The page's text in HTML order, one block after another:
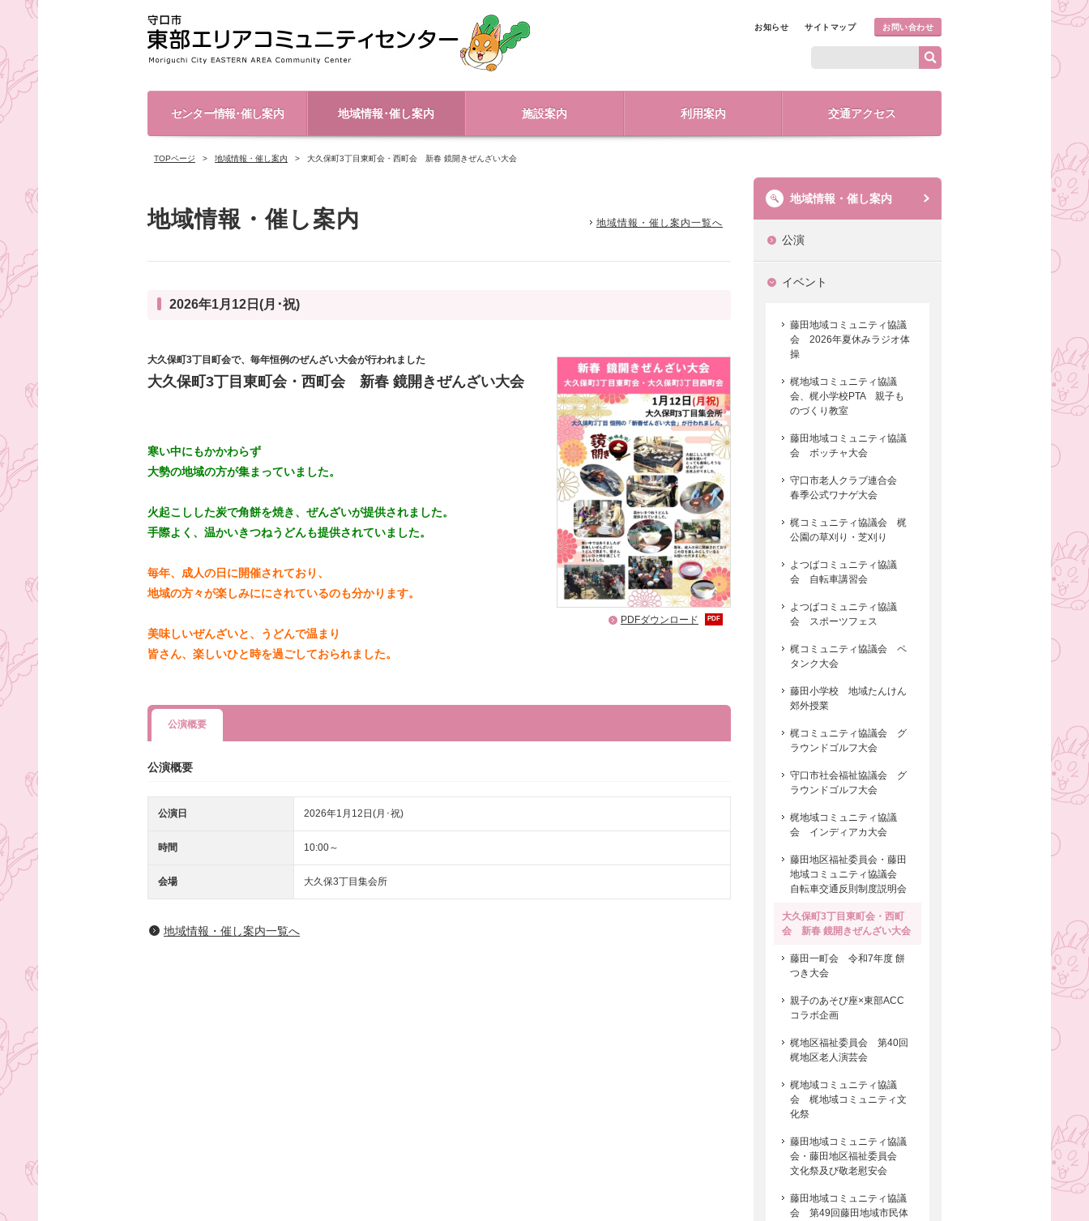
お知らせ サイトマップ お問い合わせ
センター情報･催し案内 地域情報･催し案内 施設案内 利用案内 交通アクセス
TOPページ 地域情報・催し案内 大久保町3丁目東町会・西町会 新春 鏡開きぜんざい大会
地域情報・催し案内 地域情報・催し案内一覧へ
2026年1月12日(月･祝)
大久保町3丁目町会で、毎年恒例のぜんざい大会が行われました
大久保町3丁目東町会・西町会 新春 鏡開きぜんざい大会
寒い中にもかかわらず
大勢の地域の方が集まっていました。
火起こしした炭で角餅を焼き、ぜんざいが提供されました。
手際よく、温かいきつねうどんも提供されていました。
毎年、成人の日に開催されており、
地域の方々が楽しみににされているのも分かります。
美味しいぜんざいと、うどんで温まり
皆さん、楽しいひと時を過ごしておられました。
PDFダウンロード PDF
公演概要
公演概要
公演日 2026年1月12日(月･祝)
時間 10:00～
会場 大久保3丁目集会所
地域情報・催し案内一覧へ
地域情報・催し案内
公演
イベント
藤田地域コミュニティ協議
会 2026年夏休みラジオ体
操
梶地域コミュニティ協議
会、梶小学校PTA 親子も
のづくり教室
藤田地域コミュニティ協議
会 ボッチャ大会
守口市老人クラブ連合会
春季公式ワナゲ大会
梶コミュニティ協議会 梶
公園の草刈り・芝刈り
よつばコミュニティ協議
会 自転車講習会
よつばコミュニティ協議
会 スポーツフェス
梶コミュニティ協議会 ペ
タンク大会
藤田小学校 地域たんけん
郊外授業
梶コミュニティ協議会 グ
ラウンドゴルフ大会
守口市社会福祉協議会 グ
ラウンドゴルフ大会
梶地域コミュニティ協議
会 インディアカ大会
藤田地区福祉委員会・藤田
地域コミュニティ協議会
自転車交通反則制度説明会
大久保町3丁目東町会・西町
会 新春 鏡開きぜんざい大会
藤田一町会 令和7年度 餅
つき大会
親子のあそび座×東部ACC
コラボ企画
梶地区福祉委員会 第40回
梶地区老人演芸会
梶地域コミュニティ協議
会 梶地域コミュニティ文
化祭
藤田地域コミュニティ協議
会・藤田地区福祉委員会
文化祭及び敬老慰安会
藤田地域コミュニティ協議
会 第49回藤田地域市民体